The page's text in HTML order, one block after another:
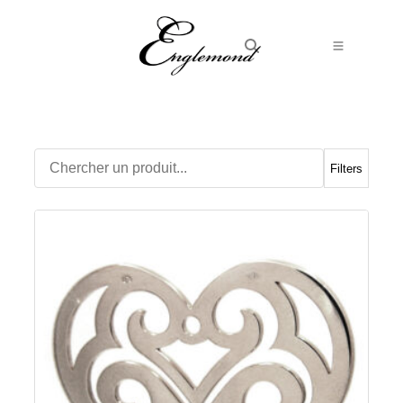
Boucles d’Oreilles
Boutons de manchette
Colliers
Médailles
Pendentifs
Adamas
Filters